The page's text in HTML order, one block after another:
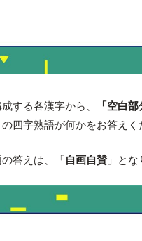
する各漢字から、
「空白
四字熟語が何かをお答えく
答えは、「自画自賛 」とな